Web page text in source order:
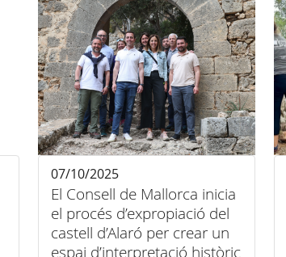
El Consell de Mallorca inicia
el procés d’expropiació del
castell d’Alaró per crear un
espai d’interpretació històric
07/10/2025